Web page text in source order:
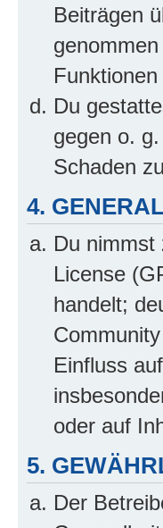
Beiträgen
Du
gegen o.
Schaden
4.
Du nimmst
License
handelt;
Einfluss
oder auf
5.
Der